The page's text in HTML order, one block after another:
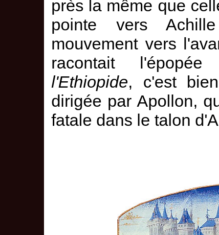
près la même que
pointe vers
mouvement vers
racontait
l'Ethiopide, c'est
dirigée par Apollon,
fatale dans le talon